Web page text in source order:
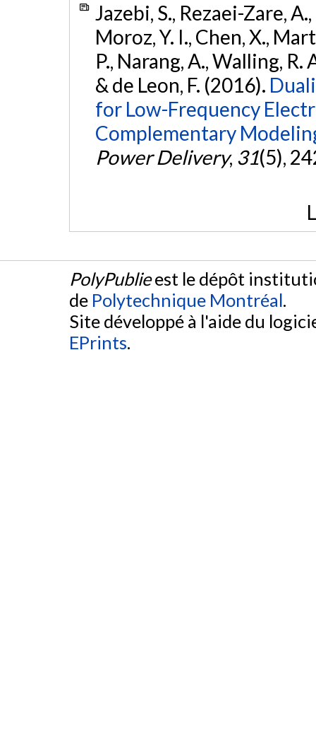
Jazebi, S., Rezaei-Zare,
Moroz, Y. I., Chen, X.,
P., Narang, A., Walling,
& de Leon, F. (2016).
for Low-Frequency
Complementary
Power Delivery, 31(5),
PolyPublieest le dépôt
de Polytechnique Montréal.
Site développé à l'aide du
EPrints.